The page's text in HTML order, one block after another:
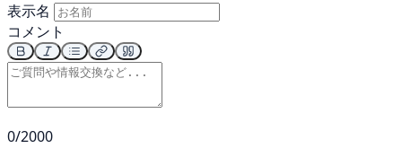
表示名
コメント
0/2000